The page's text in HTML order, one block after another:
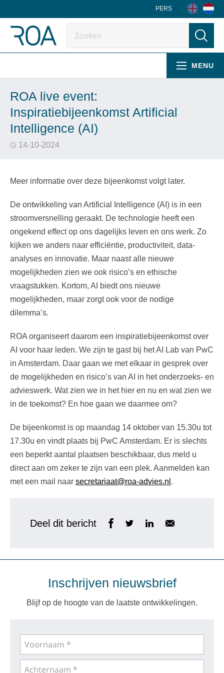
PERS
MENU
ROA live event:
Inspiratiebijeenkomst Artificial
Intelligence (AI)
14-10-2024
Meer informatie over deze bijeenkomst volgt later.
De ontwikkeling van Artificial Intelligence (AI) is in een
stroomversnelling geraakt. De technologie heeft een
ongekend effect op ons dagelijks leven en ons werk. Zo
kijken we anders naar efficiëntie, productiviteit, data-
analyses en innovatie. Maar naast alle nieuwe
mogelijkheden zien we ook risico’s en ethische
vraagstukken. Kortom, AI biedt ons nieuwe
mogelijkheden, maar zorgt ook voor de nodige
dilemma’s.
ROA organiseert daarom een inspiratiebijeenkomst over
AI voor haar leden. We zijn te gast bij het AI Lab van PwC
in Amsterdam. Daar gaan we met elkaar in gesprek over
de mogelijkheden en risico’s van AI in het onderzoeks- en
advieswerk. Wat zien we in het hier en nu en wat zien we
in de toekomst? En hoe gaan we daarmee om?
De bijeenkomst is op maandag 14 oktober van 15.30u tot
17.30u en vindt plaats bij PwC Amsterdam. Er is slechts
een beperkt aantal plaatsen beschikbaar, dus meld u
direct aan om zeker te zijn van een plek. Aanmelden kan
met een mail naar secretariaat@roa-advies.nl .
Deel dit bericht
Inschrijven nieuwsbrief
Blijf op de hoogte van de laatste ontwikkelingen.